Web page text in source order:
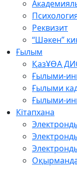
Реквизит
“Шәкен”
Ғылым
ҚазҰӨА
Ғылыми-
Ғылыми
Ғылыми-
Кітапхана